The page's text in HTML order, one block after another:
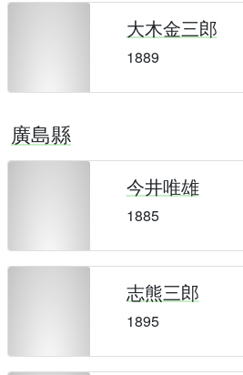
大木金三郎
1889
廣島縣
今井唯雄
1885
志熊三郎
1895